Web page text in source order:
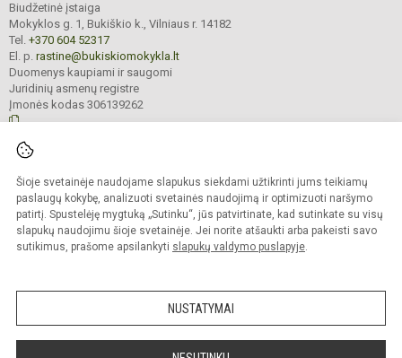
Šioje svetainėje naudojame slapukus siekdami užtikrinti jums teikiamų
paslaugų kokybę, analizuoti svetainės naudojimą ir optimizuoti naršymo
patirtį. Spustelėję mygtuką „Sutinku“, jūs patvirtinate, kad sutinkate su visų
slapukų naudojimu šioje svetainėje. Jei norite atšaukti arba pakeisti savo
sutikimus, prašome apsilankyti slapukų valdymo puslapyje.
NUSTATYMAI
Biudžetinė įstaiga
Mokyklos g. 1, Bukiškio k., Vilniaus r. 14182
Tel. +370 604 52317
El. p. rastine@bukiskiomokykla.lt
Duomenys kaupiami ir saugomi
Juridinių asmenų registre
Įmonės kodas 306139262
Kopijuoti turinį be raštiško Bukiškio pagrindinės mokyklos administracijos
sutikimo griežtai draudžiama.
Prieinamumo paraiška Slapukų valdymas
Sumanus būdas atnaujinti